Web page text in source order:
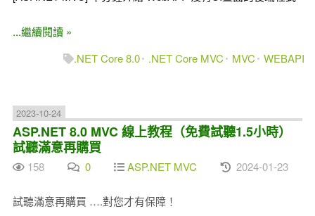
...繼續閱讀 »
.NET Core 8.0
.NET Core MVC MVC WEBAPI
2023-10-24
ASP.NET 8.0 MVC 線上教程（免費試聽1.5小時）
試聽滿意再購買
158 0 ASP.NET MVC 2024-01-23
試聽滿意再購買 ….對您才有保障！